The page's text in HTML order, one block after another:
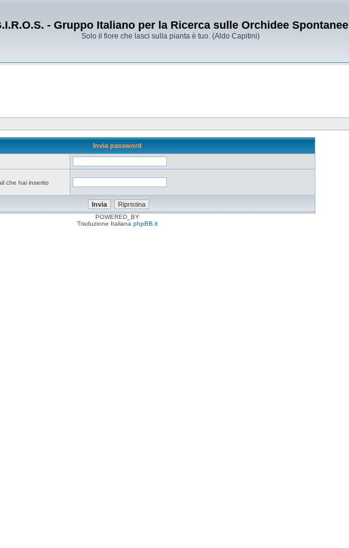
- Gruppo Italiano per la Ricerca sulle Orchidee Spontanee
Solo il fiore che lasci sulla pianta è tuo. (Aldo Capitini)
Invia password
che hai inserito
POWERED_BY
Traduzione Italiana phpBB.it